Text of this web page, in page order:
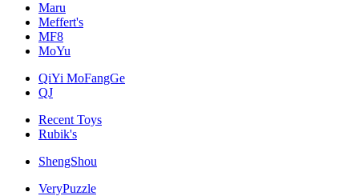
Maru
Meffert's
MF8
MoYu
QiYi MoFangGe
QJ
Recent Toys
Rubik's
ShengShou
VeryPuzzle